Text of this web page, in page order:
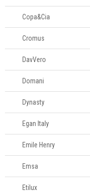
Copa&Cia
Cromus
DavVero
Domani
Dynasty
Egan Italy
Emile Henry
Emsa
Etilux